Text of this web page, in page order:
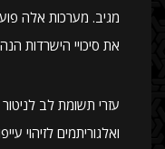
מגיב. מערכות אלה
את סיכויי הישרדות
עזרי תשומת לב
ואלגוריתמים לזיהוי